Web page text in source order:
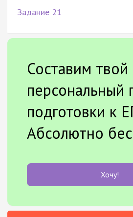
Задание 21
Составим твой
персональный
подготовки к
Абсолютно
Хочу!